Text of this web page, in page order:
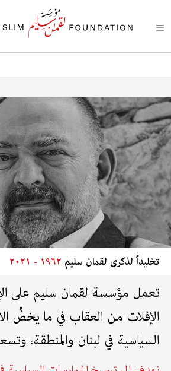
تخليداً لذكرى لقمان سليم ١٩٦٢ - ٢٠٢١
تعمل مؤسسة لقمان سليم على
الإفلات من العقاب في ما يخصُّ
السياسية في لبنان والمنطقة،